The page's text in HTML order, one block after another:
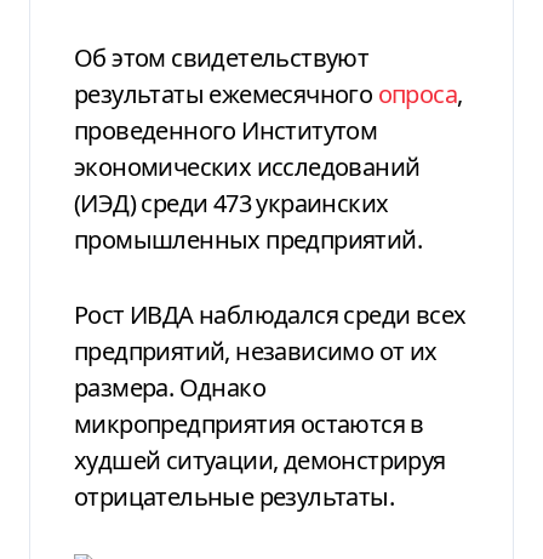
Об этом свидетельствуют
результаты ежемесячного опроса,
проведенного Институтом
экономических исследований
(ИЭД) среди 473 украинских
промышленных предприятий.
Рост ИВДА наблюдался среди всех
предприятий, независимо от их
размера. Однако
микропредприятия остаются в
худшей ситуации, демонстрируя
отрицательные результаты.